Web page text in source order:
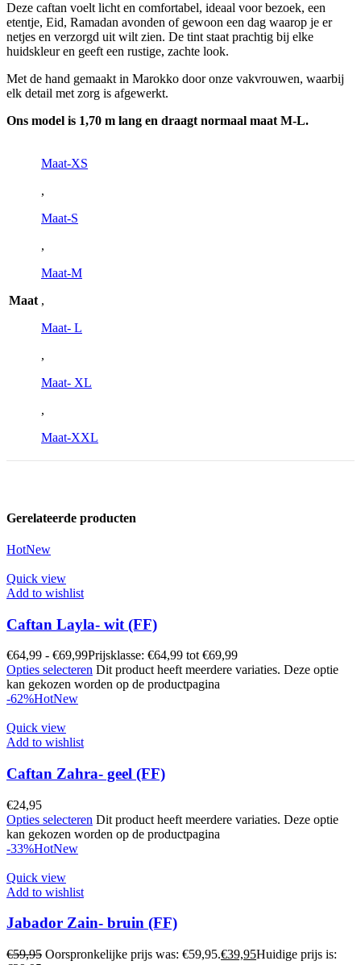
Deze caftan voelt licht en comfortabel, ideaal voor bezoek, een
etentje, Eid, Ramadan avonden of gewoon een dag waarop je er
netjes en verzorgd uit wilt zien. De tint staat prachtig bij elke
huidskleur en geeft een rustige, zachte look.
Met de hand gemaakt in Marokko door onze vakvrouwen, waarbij
elk detail met zorg is afgewerkt.
Ons model is 1,70 m lang en draagt normaal maat M-L.
Maat
Maat-XS
,
Maat-S
,
Maat-M
,
Maat- L
,
Maat- XL
,
Maat-XXL
Gerelateerde producten
HotNew
Quick view
Add to wishlist
Caftan Layla- wit (FF)
€64,99 - €69,99Prijsklasse: €64,99 tot €69,99
Opties selecteren Dit product heeft meerdere variaties. Deze optie
kan gekozen worden op de productpagina
-62%HotNew
Quick view
Add to wishlist
Caftan Zahra- geel (FF)
€24,95
Opties selecteren Dit product heeft meerdere variaties. Deze optie
kan gekozen worden op de productpagina
-33%HotNew
Quick view
Add to wishlist
Jabador Zain- bruin (FF)
€59,95 Oorspronkelijke prijs was: €59,95.€39,95Huidige prijs is: